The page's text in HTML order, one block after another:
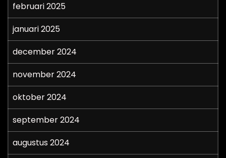
februari 2025
januari 2025
december 2024
november 2024
oktober 2024
september 2024
augustus 2024